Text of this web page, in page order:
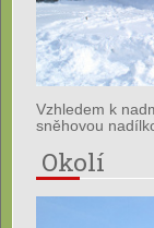
Vzhledem k
sněhovou
Okolí